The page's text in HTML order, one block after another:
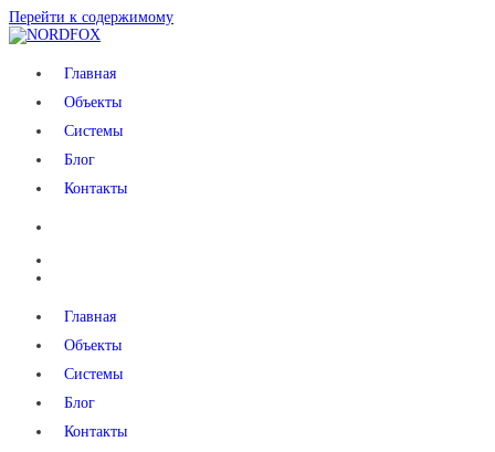
Перейти к содержимому
NORDFOXГлавная
Объекты
Системы
Блог
Контакты
Главная
Объекты
Системы
Блог
Контакты